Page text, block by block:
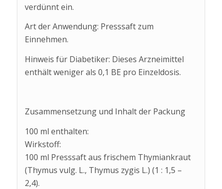
verdünnt ein.
Art der Anwendung: Presssaft zum
Einnehmen.
Hinweis für Diabetiker: Dieses Arzneimittel
enthält weniger als 0,1 BE pro Einzeldosis.
Zusammensetzung und Inhalt der Packung
100 ml enthalten:
Wirkstoff:
100 ml Presssaft aus frischem Thymiankraut
(Thymus vulg. L., Thymus zygis L.) (1 : 1,5 –
2,4).